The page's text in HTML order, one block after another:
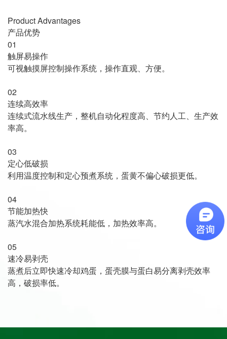
Product Advantages
产品优势
01
触屏易操作
可视触摸屏控制操作系统，操作直观、方便。
02
连续高效率
连续式流水线生产，整机自动化程度高、节约人工、生产效
率高。
03
定心低破损
利用温度控制和定心预煮系统，蛋黄不偏心破损更低。
04
节能加热快
蒸汽水混合加热系统耗能低，加热效率高。
05
速冷易剥壳
蒸煮后立即快速冷却鸡蛋，蛋壳膜与蛋白易分离剥壳效率
高，破损率低。